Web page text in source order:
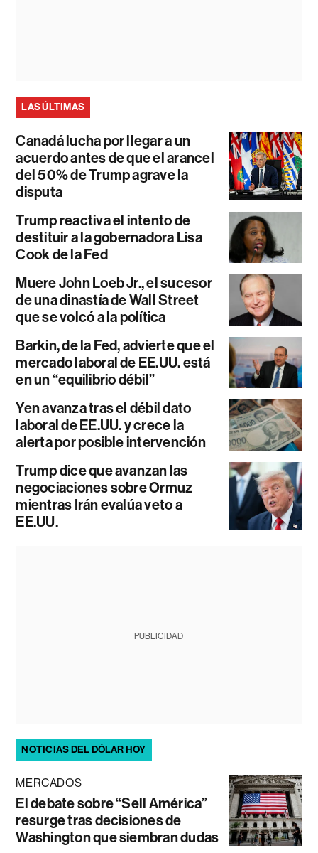
LAS ÚLTIMAS
Canadá lucha por llegar a un
acuerdo antes de que el arancel
del 50% de Trump agrave la
disputa
Trump reactiva el intento de
destituir a la gobernadora Lisa
Cook de la Fed
Muere John Loeb Jr., el sucesor
de una dinastía de Wall Street
que se volcó a la política
Barkin, de la Fed, advierte que el
mercado laboral de EE.UU. está
en un “equilibrio débil”
Yen avanza tras el débil dato
laboral de EE.UU. y crece la
alerta por posible intervención
Trump dice que avanzan las
negociaciones sobre Ormuz
mientras Irán evalúa veto a
EE.UU.
PUBLICIDAD
NOTICIAS DEL DÓLAR HOY
MERCADOS
El debate sobre “Sell América”
resurge tras decisiones de
Washington que siembran dudas